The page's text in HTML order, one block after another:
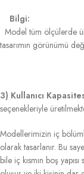
Bilgi:
Model tüm ölçülerde
tasarımın görünümü
3) Kullanıcı
seçenekleriyle
Modellerimizin iç
olarak tasarlanır. Bu
bile iç kısmın boş